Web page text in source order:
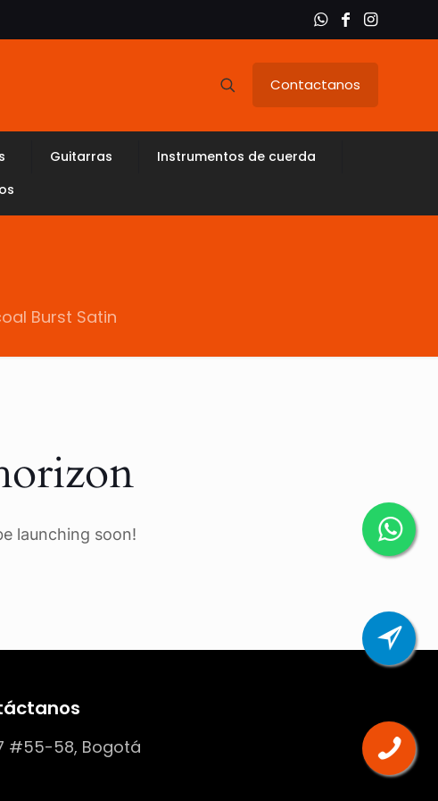
Contactanos
Guitarras
Instrumentos de cuerda
Burst Satin
launching soon!
#55-58, Bogotá